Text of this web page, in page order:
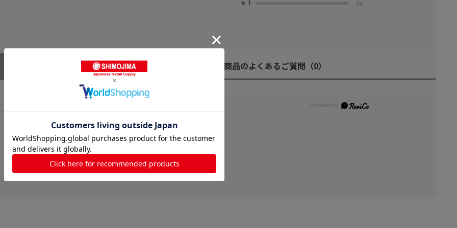
★ 1 (0)
商品のよくあるご質問 （0）
レビューはありません。